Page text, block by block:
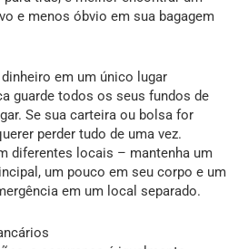
e menos óbvio em sua bagagem
em um único lugar
guarde todos os seus fundos de
Se sua carteira ou bolsa for
perder tudo de uma vez.
diferentes locais – mantenha um
um pouco em seu corpo e um
em um local separado.